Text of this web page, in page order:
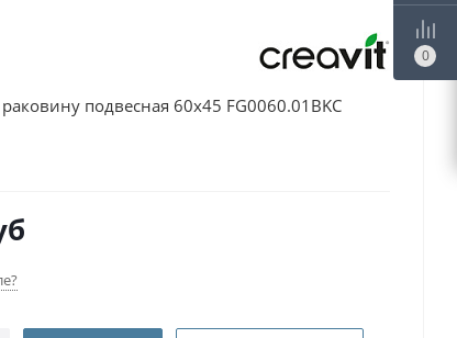
подвесная 60х45 FG0060.01BKC
0